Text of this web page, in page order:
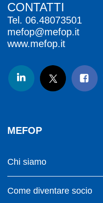
CONTATTI
Tel. 06.48073501
mefop@mefop.it
www.mefop.it
MEFOP
Chi siamo
Come diventare socio